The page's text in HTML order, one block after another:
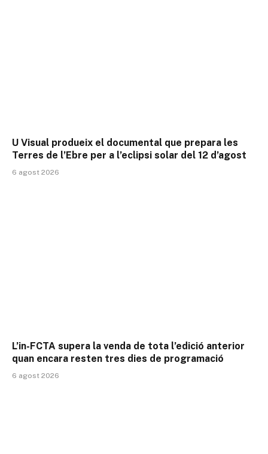
U Visual produeix el documental que prepara les
Terres de l’Ebre per a l’eclipsi solar del 12 d’agost
6 agost 2026
L’in-FCTA supera la venda de tota l’edició anterior
quan encara resten tres dies de programació
6 agost 2026